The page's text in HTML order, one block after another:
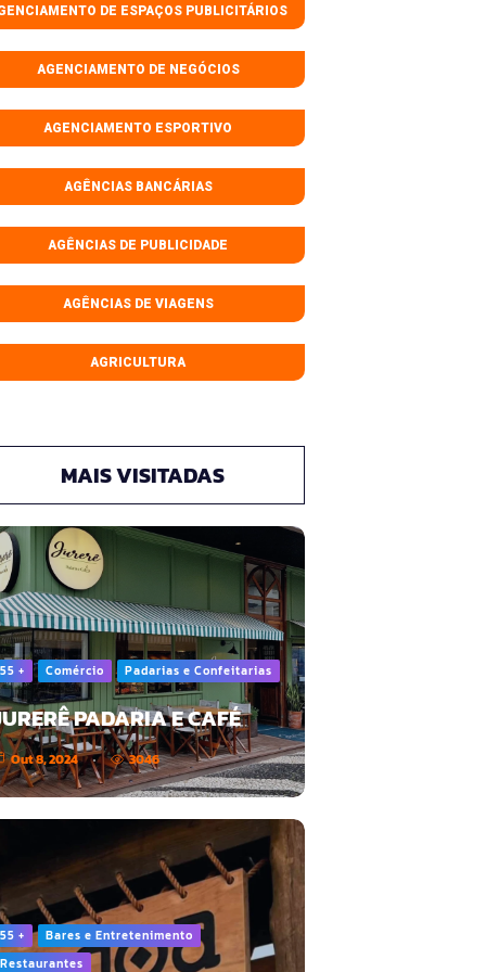
DE ESPAÇOS PUBLICITÁRIOS
AGENCIAMENTO DE NEGÓCIOS
AGENCIAMENTO ESPORTIVO
AGÊNCIAS BANCÁRIAS
AGÊNCIAS DE PUBLICIDADE
AGÊNCIAS DE VIAGENS
AGRICULTURA
MAIS VISITADAS
55 + Comércio Padarias e Confeitarias
PADARIA E CAFÉ
Out 8, 2024 3046
55 +
Bares e Entretenimento
Restaurantes